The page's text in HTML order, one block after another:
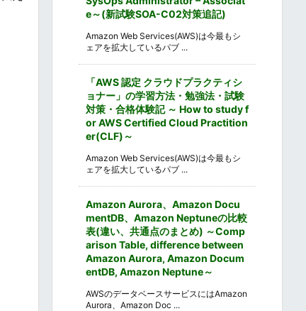
e～(新試験SOA-C02対策追記)
Amazon Web Services(AWS)は今最もシ
ェアを拡大しているパブ ...
「AWS 認定 クラウドプラクティシ
ョナー」の学習方法・勉強法・試験
対策・合格体験記 ～ How to study f
or AWS Certified Cloud Practition
er(CLF)～
Amazon Web Services(AWS)は今最もシ
ェアを拡大しているパブ ...
Amazon Aurora、Amazon Docu
mentDB、Amazon Neptuneの比較
表(違い、共通点のまとめ) ～Comp
arison Table, difference between
Amazon Aurora, Amazon Docum
entDB, Amazon Neptune～
AWSのデータベースサービスにはAmazon
Aurora、Amazon Doc ...